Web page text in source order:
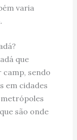
varia
que
sendo
em cidades
são onde